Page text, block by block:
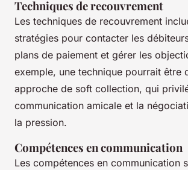
Techniques de recouvrement
Les techniques de recouvrement
stratégies pour contacter les
plans de paiement et gérer les
exemple, une technique pourrait être
approche de soft collection, qui
communication amicale et la
la pression.
Compétences en communication
Les compétences en communication